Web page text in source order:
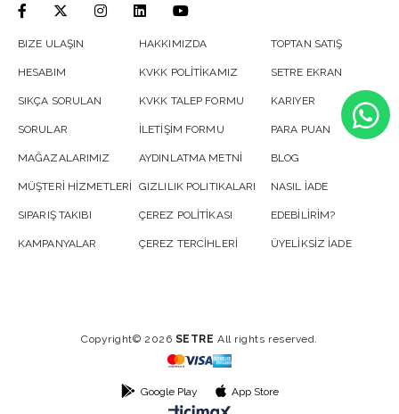
BIZE ULAŞIN
HESABIM
SIKÇA SORULAN
SORULAR
MAĞAZALARIMIZ
MÜŞTERİ HİZMETLERİ
SIPARIŞ TAKIBI
KAMPANYALAR
HAKKIMIZDA
KVKK POLİTİKAMIZ
KVKK TALEP FORMU
İLETİŞİM FORMU
AYDINLATMA METNİ
GIZLILIK POLITIKALARI
ÇEREZ POLİTİKASI
ÇEREZ TERCİHLERİ
TOPTAN SATIŞ
SETRE EKRAN
KARIYER
PARA PUAN
BLOG
NASIL İADE
EDEBİLİRİM?
ÜYELİKSİZ İADE
Copyright© 2026 SETRE All rights reserved.
Google Play App Store